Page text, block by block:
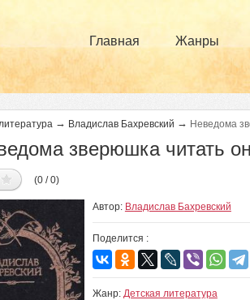
Главная Жанры
→ Владислав Бахревский → Неведома
зверюшка читать
(0 / 0)
Автор: Владислав Бахревский
Поделится :
Жанр: Детская литература